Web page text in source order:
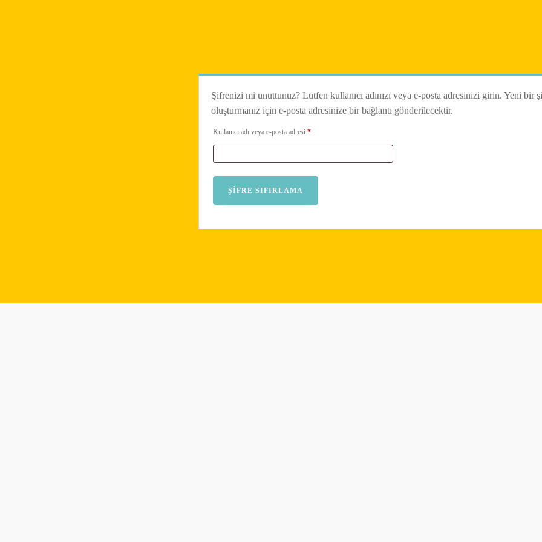
Şifrenizi mi unuttunuz? Lütfen kullanıcı adınızı veya e-posta adresinizi girin. Yeni bir
oluşturmanız için e-posta adresinize bir bağlantı gönderilecektir.
Kullanıcı adı veya e-posta adresi *Gerekli
ŞIFRE SIFIRLAMA